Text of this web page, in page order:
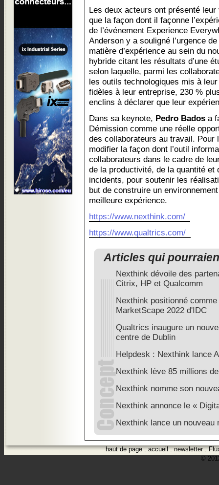
Les deux acteurs ont présenté
que la façon dont il façonne
de l’événement Experience
Anderson y a souligné l’urgence
matière d’expérience au sein du
hybride citant les résultats d’une
selon laquelle, parmi les
les outils technologiques mis à
fidèles à leur entreprise, 230 %
enclins à déclarer que leur
Dans sa keynote, Pedro Bados a
Démission comme une réelle
des collaborateurs au travail. Pour
modifier la façon dont l’outil
collaborateurs dans le cadre de
de la productivité, de la quantité
incidents, pour soutenir les
but de construire un
meilleure expérience.
https://www.nexthink.com/
https://www.qualtrics.com/
Articles qui
Nexthink dévoile des
Citrix, HP et Qualcomm
Nexthink positionné
MarketScape 2022 d'IDC
Qualtrics inaugure un
centre de Dublin
Helpdesk : Nexthink lance
Nexthink lève 85 millions
Nexthink nomme son
Nexthink annonce le «
Nexthink lance un
haut de page.accueil.newsletter.
©